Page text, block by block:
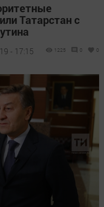
Татарстан с
- 17:15 1225 0 0